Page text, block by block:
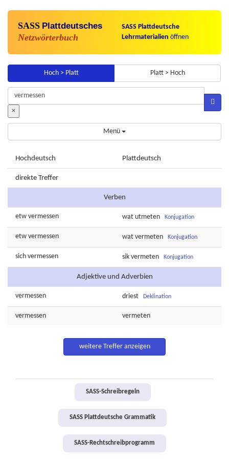
SASS Plattdeutsches
Netzwörterbuch
SASS Plattdeutsche
Lehrmaterialien öffnen
Hoch > Platt Platt > Hoch
×
Menü
Hochdeutsch Plattdeutsch
direkte Treffer
Verben
etw vermessen wat utmeten Konjugation
etw vermessen wat vermeten Konjugation
sich vermessen sik vermeten Konjugation
Adjektive und Adverbien
vermessen driest Deklination
vermessen vermeten
weitere Treffer anzeigen
SASS-Schreibregeln
SASS Plattdeutsche Grammatik
SASS-Rechtschreibprogramm